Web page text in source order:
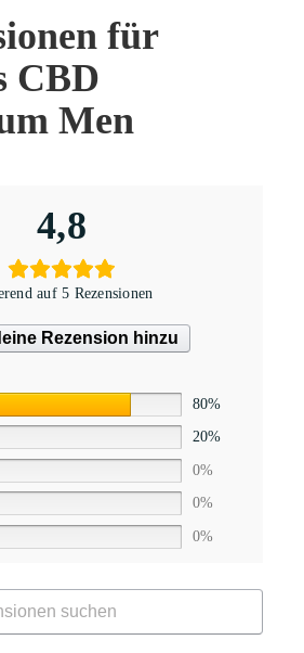
für
CBD
Men
4,8
auf 5 Rezensionen
Rezension hinzu
80%
20%
0%
0%
0%